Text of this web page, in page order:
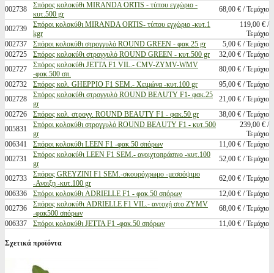
002738
Σπόρος κολοκύθι MIRANDA ORTIS - τύπου εγχώριο -
κυτ.500 gr
68,00 € / Τεμάχιο
002739
Σπόροι κολοκύθι MIRANDA ORTIS- τύπου εγχώριο -κυτ.1
kgr
119,00 € /
Τεμάχιο
002737
Σπόροι κολοκύθι στρογγυλό ROUND GREEN - φακ.25 gr
5,00 € / Τεμάχιο
002725
Σπόρος κολοκύθι στρογγυλό ROUND GREEN - κυτ.500 gr
32,00 € / Τεμάχιο
002727
Σπόρος κολοκύθι JETTA F1 VIL.- CMV-ZYMV-WMV
-φακ.500 σπ.
80,00 € / Τεμάχιο
002732
Σπόρος κολ. GHEPPIO F1 SEM.- Χειμώνα -κυτ.100 gr
95,00 € / Τεμάχιο
002728
Σπόρος κολοκύθι στρογγυλό ROUND BEAUTY F1- φακ.25
gr
21,00 € / Τεμάχιο
002726
Σπόρος κολ. στρογγ. ROUND BEAUTY F1 - φακ.50 gr
38,00 € / Τεμάχιο
005831
Σπόροι κολοκύθι στρογγυλό ROUND BEAUTY F1 - κυτ.500
gr
239,00 € /
Τεμάχιο
006341
Σπόροι κολοκύθι LEEN F1 -φακ.50 σπόρων
11,00 € / Τεμάχιο
002731
Σπόρος κολοκύθι LEEN F1 SEM.- ανοιχτοπράσινο -κυτ.100
gr
52,00 € / Τεμάχιο
002733
Σπόρος GREYZINI F1 SEM.-σκουρόχρωμο -μεσοόψιμο
-Ανοιξη -κυτ.100 gr
62,00 € / Τεμάχιο
006336
Σπόροι κολοκύθι ADRIELLE F1 - φακ.50 σπόρων
12,00 € / Τεμάχιο
002736
Σπόρος κολοκύθι ADRIELLE F1 VIL.- αντοχή στο ZYMV
-φακ500 σπόρων
68,00 € / Τεμάχιο
006337
Σπόροι κολοκύθι JETTA F1 -φακ.50 σπόρων 11,00 € / Τεμάχιο
Σχετικά προϊόντα